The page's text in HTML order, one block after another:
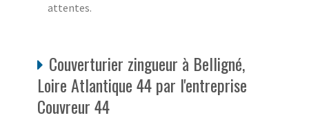
attentes.
Couverturier zingueur à Belligné,
Loire Atlantique 44 par l'entreprise
Couvreur 44